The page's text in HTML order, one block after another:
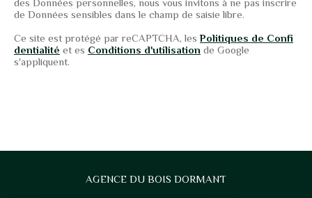
des Données personnelles, nous vous invitons à ne pas inscrire
de Données sensibles dans le champ de saisie libre.
Ce site est protégé par reCAPTCHA, lesPolitiques de Confi
dentialité et es Conditions d'utilisation de Google
s'appliquent.
AGENCE DU BOIS DORMANT